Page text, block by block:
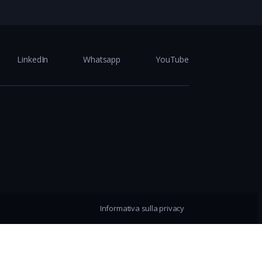
LinkedIn Whatsapp YouTube
Informativa sulla privacy